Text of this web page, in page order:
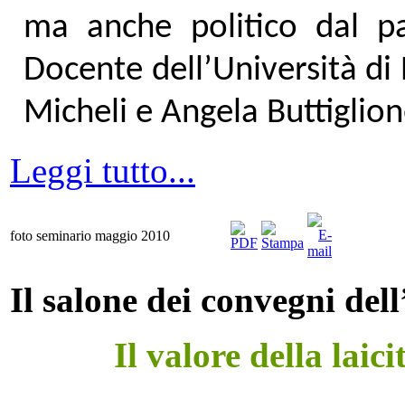
ma anche politico dal
Docente dell’Università
Micheli e Angela
Leggi tutto...
foto seminario maggio 2010
Il salone dei convegni
Il valore della